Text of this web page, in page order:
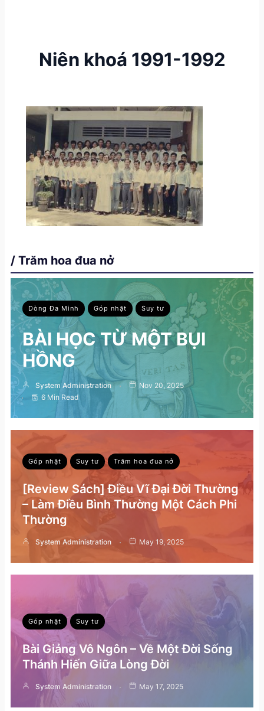
Niên khoá 1991-1992
/ Trăm hoa đua nở
Dòng Đa Minh Góp nhặt Suy tư
BÀI HỌC TỪ MỘT BỤI
HỒNG
System Administration
Nov 20, 2025
6 Min Read
Góp nhặt Suy tư Trăm hoa đua nở
[Review Sách] Điều Vĩ Đại Đời Thường
– Làm Điều Bình Thường Một Cách Phi
Thường
System Administration May 19, 2025
Góp nhặt Suy tư
Bài Giảng Vô Ngôn – Về Một Đời Sống
Thánh Hiến Giữa Lòng Đời
System Administration May 17, 2025